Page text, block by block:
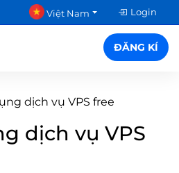
Việt Nam Login
ĐĂNG KÍ
dịch vụ VPS free
dịch vụ VPS